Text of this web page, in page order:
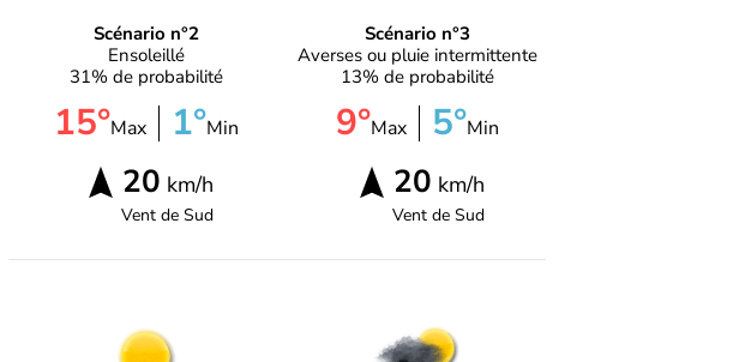
Scénario n°2
Ensoleillé
31% de probabilité
15°Max 1°Min
20 km/h
Vent deSud
Scénario n°3
Averses ou pluie intermittente
13% de probabilité
9°Max 5°Min
20 km/h
Vent deSud